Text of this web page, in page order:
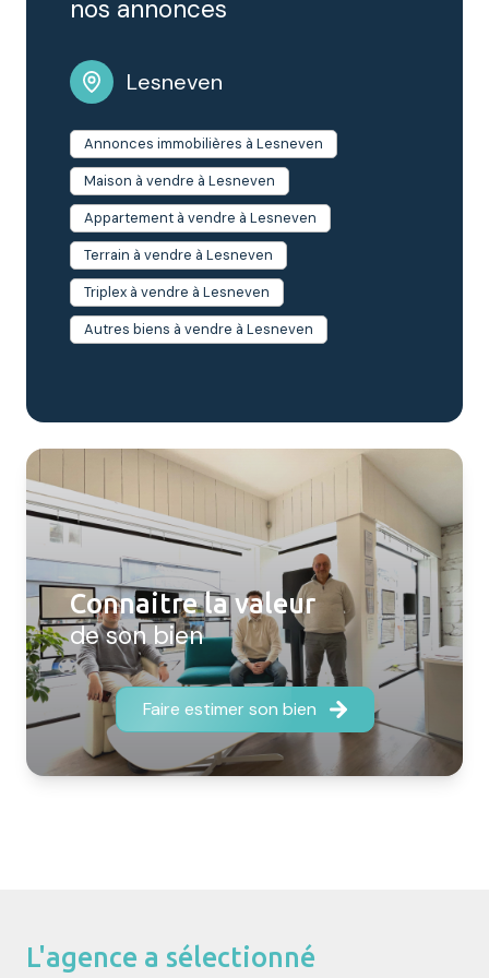
nos annonces
Lesneven
Annonces immobilières à Lesneven
Maison à vendre à Lesneven
Appartement à vendre à Lesneven
Terrain à vendre à Lesneven
Triplex à vendre à Lesneven
Autres biens à vendre à Lesneven
Connaitre la valeur
de son bien
Faire estimer son bien
vos biens sur les communes de :
Plages.
L'agence a sélectionné